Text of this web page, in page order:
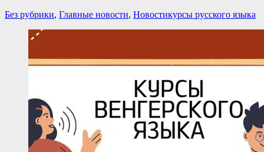
Категории
Без рубрики, Главные новости, НовостиТеги
курсы русского языка